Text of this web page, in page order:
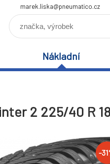
marek.liska@pneumatico.cz
Nákladní
2 225/40 R
-31